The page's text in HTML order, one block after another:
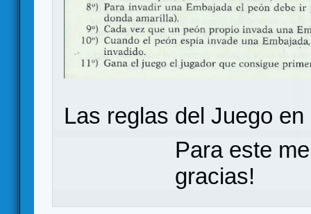
Las reglas del Juego
Para este
gracias!